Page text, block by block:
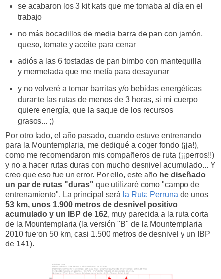
se acabaron los 3 kit kats que me tomaba al día en el
trabajo
no más bocadillos de media barra de pan con jamón,
queso, tomate y aceite para cenar
adiós a las 6 tostadas de pan bimbo con mantequilla
y mermelada que me metía para desayunar
y no volveré a tomar barritas y/o bebidas energéticas
durante las rutas de menos de 3 horas, si mi cuerpo
quiere energía, que la saque de los recursos
grasos... ;)
Por otro lado, el año pasado, cuando estuve entrenando
para la Mountemplaria, me dediqué a coger fondo (¡ja!),
como me recomendaron mis compañeros de ruta (¡¡perros!!)
y no a hacer rutas duras con mucho desnivel acumulado... Y
creo que eso fue un error. Por ello, este año he diseñado
un par de rutas "duras" que utilizaré como "campo de
entrenamiento". La principal será la Ruta Perruna de unos
53 km, unos 1.900 metros de desnivel positivo
acumulado y un IBP de 162, muy parecida a la ruta corta
de la Mountemplaria (la versión "B" de la Mountemplaria
2010 fueron 50 km, casi 1.500 metros de desnivel y un IBP
de 141).